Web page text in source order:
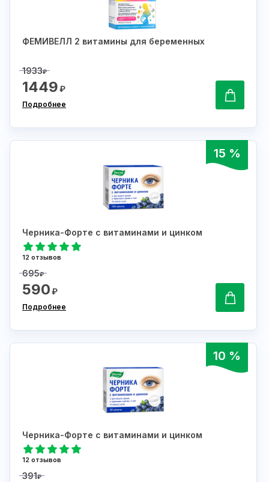
ФЕМИВЕЛЛ 2 витамины для беременных
1933₽
1449₽
Подробнее
15 %
Черника-Форте с витаминами и цинком
12 отзывов
695₽
590₽
Подробнее
10 %
Черника-Форте с витаминами и цинком
12 отзывов
391₽